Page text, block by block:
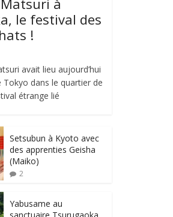
le festival des
!
avait lieu aujourd’hui
Tokyo dans le quartier de
étrange lié
Setsubun à Kyoto avec
des apprenties Geisha
(Maiko)
2
Yabusame au